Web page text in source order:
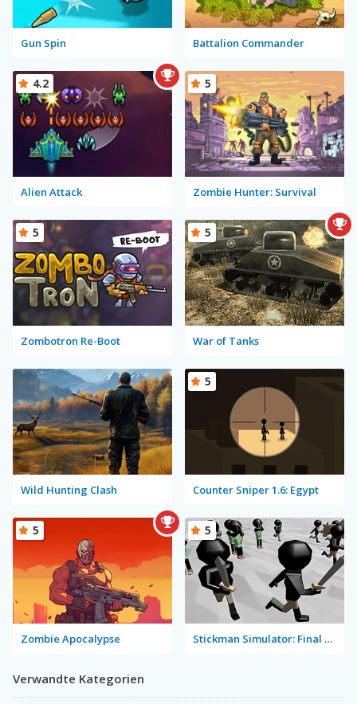
Gun Spin Battalion Commander
Alien Attack
4.2
Zombie Hunter: Survival
5
Zombotron Re-Boot
5
War of Tanks
5
Wild Hunting Clash Counter Sniper 1.6: Egypt
5
Zombie Apocalypse
5
Stickman Simulator: Final Battle
5
Verwandte Kategorien